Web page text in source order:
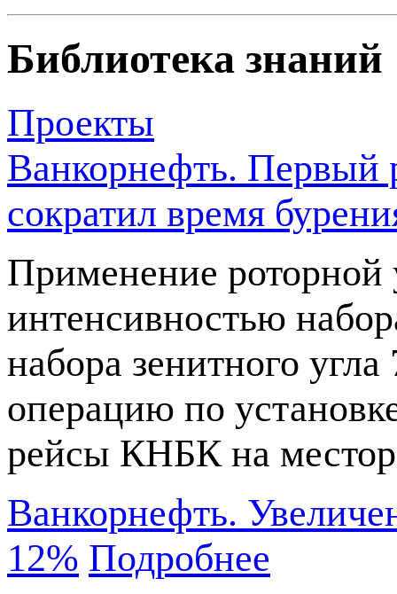
Библиотека знаний
Проекты
Ванкорнефть. Первый
сократил время
Применение роторной
интенсивностью
набора зенитного
операцию по
рейсы КНБК на
Ванкорнефть.
12% Подробнее